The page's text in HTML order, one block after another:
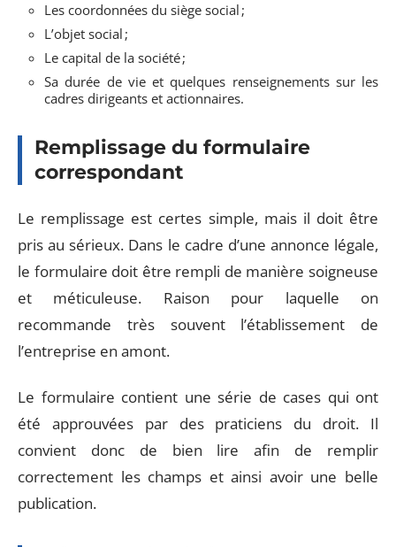
Les coordonnées du siège social ;
L’objet social ;
Le capital de la société ;
Sa durée de vie et quelques renseignements sur les
cadres dirigeants et actionnaires.
Remplissage du formulaire
correspondant
Le remplissage est certes simple, mais il doit être
pris au sérieux. Dans le cadre d’une annonce légale,
le formulaire doit être rempli de manière soigneuse
et méticuleuse. Raison pour laquelle on
recommande très souvent l’établissement de
l’entreprise en amont.
Le formulaire contient une série de cases qui ont
été approuvées par des praticiens du droit. Il
convient donc de bien lire afin de remplir
correctement les champs et ainsi avoir une belle
publication.